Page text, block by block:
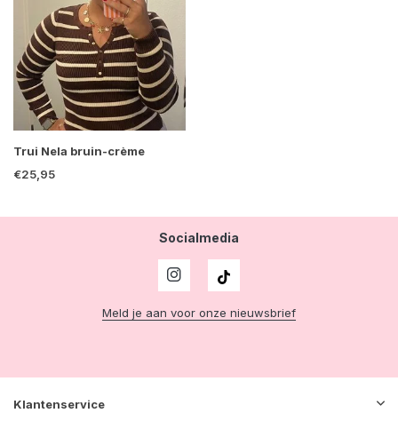
Trui Nela bruin-crème
€25,95
Socialmedia
Meld je aan voor onze nieuwsbrief
Klantenservice